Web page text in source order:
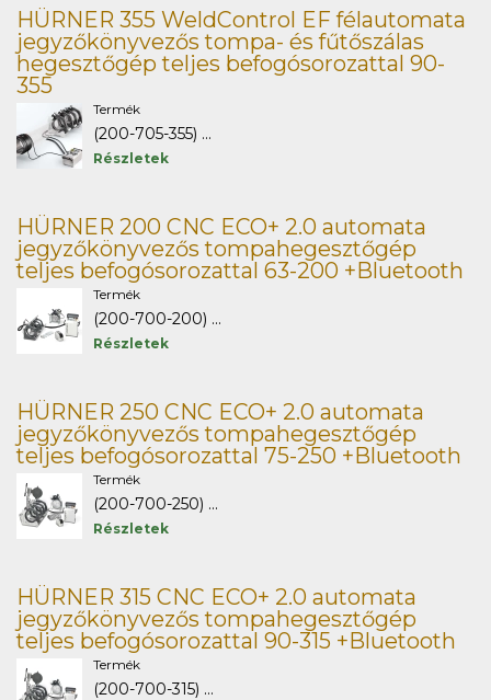
HÜRNER 355 WeldControl EF félautomata
jegyzőkönyvezős tompa- és fűtőszálas
hegesztőgép teljes befogósorozattal 90-
355
Termék
(200-705-355) ...
Részletek
HÜRNER 200 CNC ECO+ 2.0 automata
jegyzőkönyvezős tompahegesztőgép
teljes befogósorozattal 63-200 +Bluetooth
Termék
(200-700-200) ...
Részletek
HÜRNER 250 CNC ECO+ 2.0 automata
jegyzőkönyvezős tompahegesztőgép
teljes befogósorozattal 75-250 +Bluetooth
Termék
(200-700-250) ...
Részletek
HÜRNER 315 CNC ECO+ 2.0 automata
jegyzőkönyvezős tompahegesztőgép
teljes befogósorozattal 90-315 +Bluetooth
Termék
(200-700-315) ...